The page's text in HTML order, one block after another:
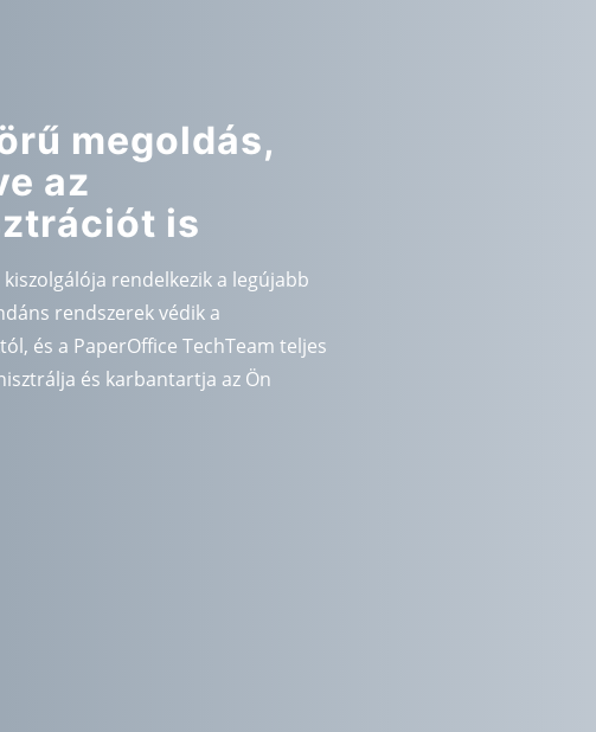
megoldás,
az
is
rendelkezik a legújabb
rendszerek védik a
és a PaperOffice TechTeam teljes
és karbantartja az Ön